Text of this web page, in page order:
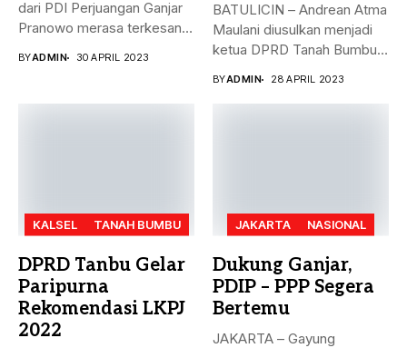
dari PDI Perjuangan Ganjar
Pranowo merasa terkesan
BYADMIN 30 APRIL 2023
BATULICIN – Andrean Atma
Maulani diusulkan menjadi
ketua DPRD Tanah Bumbu,
BYADMIN 28 APRIL 2023
KALSEL TANAH BUMBU
DPRD Tanbu Gelar
Paripurna
Rekomendasi LKPJ
2022
JAKARTA NASIONAL
Dukung Ganjar,
PDIP – PPP Segera
Bertemu
JAKARTA – Gayung